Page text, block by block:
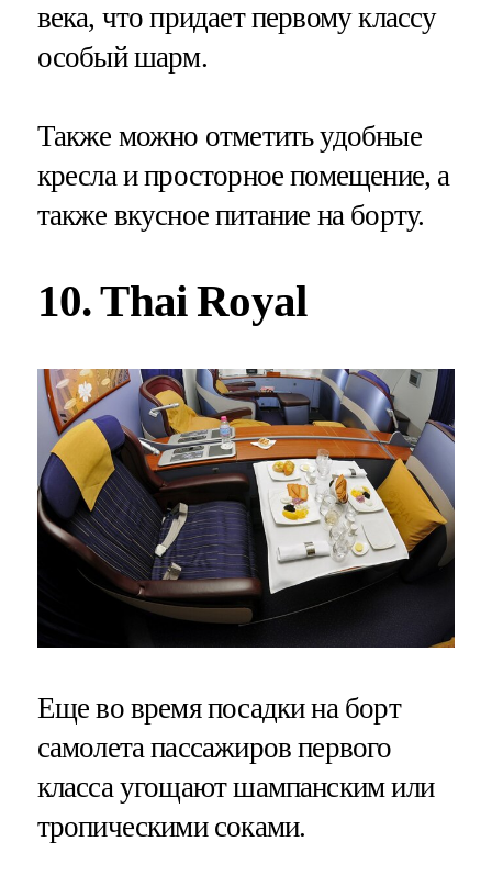
века, что придает первому классу
особый шарм.
Также можно отметить удобные
кресла и просторное помещение, а
также вкусное питание на борту.
10. Thai Royal
Еще во время посадки на борт
самолета пассажиров первого
класса угощают шампанским или
тропическими соками.